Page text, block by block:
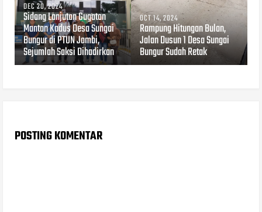
DEC 20, 2024
Sidang Lanjutan Gugatan
Mantan Kadus Desa Sungai
Bungur di PTUN Jambi,
Sejumlah Saksi Dihadirkan
OCT 14, 2024
Rampung Hitungan Bulan,
Jalan Dusun 1 Desa Sungai
Bungur Sudah Retak
POSTING KOMENTAR